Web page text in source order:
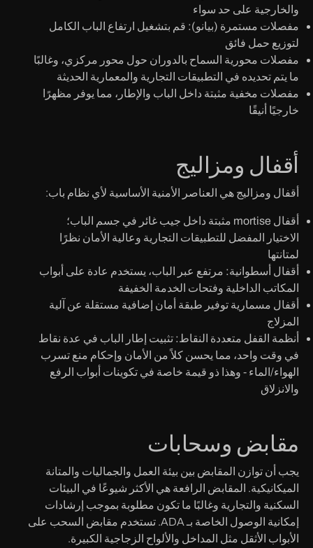
والخارجية على حد سواء
مفصلات مستمرة (بيانو): قم بتشغيل ارتفاع الباب الكامل
لتوزيع حمل فائق
مفصلات محورية السماح بالدوران حول محور مركزي، وغالبًا
ما يتم تحديده في التطبيقات التجارية والمعمارية الحديثة
مفصلات مخفية مثبتة داخل الباب والإطار، مما يوفر مظهرًا
خارجيًا أنيقًا
أقفال ومزاليج
أقفال ومزاليج هي العناصر الأمنية الأساسية لأي نظام باب:
أقفال mortise
مثبتة داخل جيب غائر في جسم الباب؛
الاختيار المفضل للتطبيقات التجارية وعالية الأمان نظرًا
لمتانتها
أقفال أسطوانية: مرتفع عبر الباب، يستخدم عادة على أبواب
المكاتب الداخلية وفتحات الخدمة الخفيفة
أقفال مسمارية توفير طبقة أمان إضافية مستقلة عن آلية
المزلاج
أنظمة القفل متعددة النقاط: تثبيت إطار الباب في عدة نقاط
في وقت واحد، مما يحسن كلاً من الأمان وإحكام منع تسرب
الهواء/الماء - وهذا ذو قيمة خاصة في تكوينات أبواب الرفع
والانزلاق
مقابض وسحابات
يجب أن توازن المقابض بين بيئة العمل والجماليات والمتانة
الميكانيكية. المقابض الرافعة هي الأكثر شيوعًا في البيئات
السكنية والتجارية وغالبًا ما تكون مطلوبة بموجب إرشادات
إمكانية الوصول الخاصة بـ ADA. تستخدم مقابض السحب على
الأبواب الأثقل مثل المداخل والألواح الزجاجية الكبيرة.